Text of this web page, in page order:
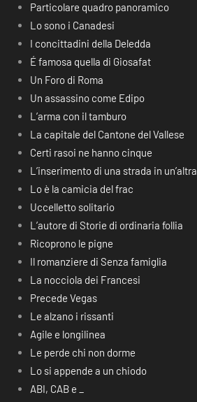
Particolare quadro panoramico
Lo sono i Canadesi
I concittadini della Deledda
É famosa quella di Giosafat
Un Foro di Roma
Un assassino come Edipo
L’arma con il tamburo
La capitale del Cantone del Vallese
Certi rasoi ne hanno cinque
L’inserimento di una strada in un’altra
Lo è la camicia del frac
Uccelletto solitario
L’autore di Storie di ordinaria follia
Ricoprono le pigne
Il romanziere di Senza famiglia
La nocciola dei Francesi
Precede Vegas
Le alzano i rissanti
Agile e longilinea
Le perde chi non dorme
Lo si appende a un chiodo
ABI, CAB e _